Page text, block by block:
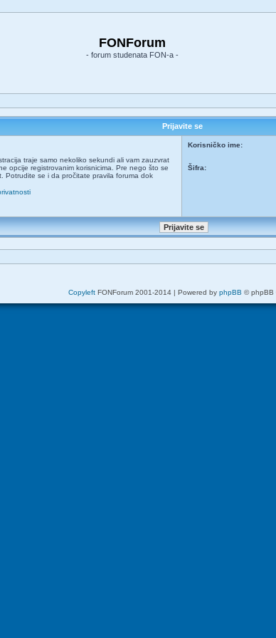
FONForum
- forum studenata FON-a -
Prijavite se
traje samo nekoliko sekundi ali vam zauzvrat
opcije registrovanim korisnicima. Pre nego što se
Potrudite se i da pročitate pravila foruma dok
Korisničko ime:
Šifra:
CopyleftFONForum 2001-2014 | Powered by phpBB © phpBB